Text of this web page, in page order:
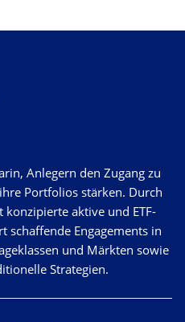
Anlegern den Zugang zu
Portfolios stärken. Durch
aktive und ETF-
schaffende Engagements in
und Märkten sowie
Strategien.